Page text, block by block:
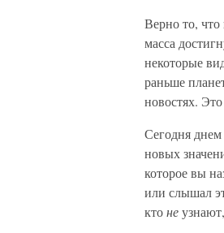
Верно то,
масса
некоторые
раньше
новостях.
Сегодня днем
новых
которое вы
или слышал
ктоне